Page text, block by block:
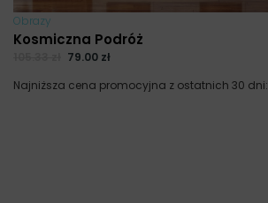
Obrazy
Kosmiczna Podróż
79.00 zł
Najniższa cena promocyjna z ostatnich 30 dni: